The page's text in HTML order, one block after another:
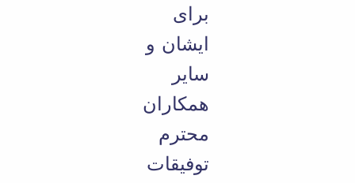
برای
ایشان و
سایر
همکاران
محترم
توفیقات